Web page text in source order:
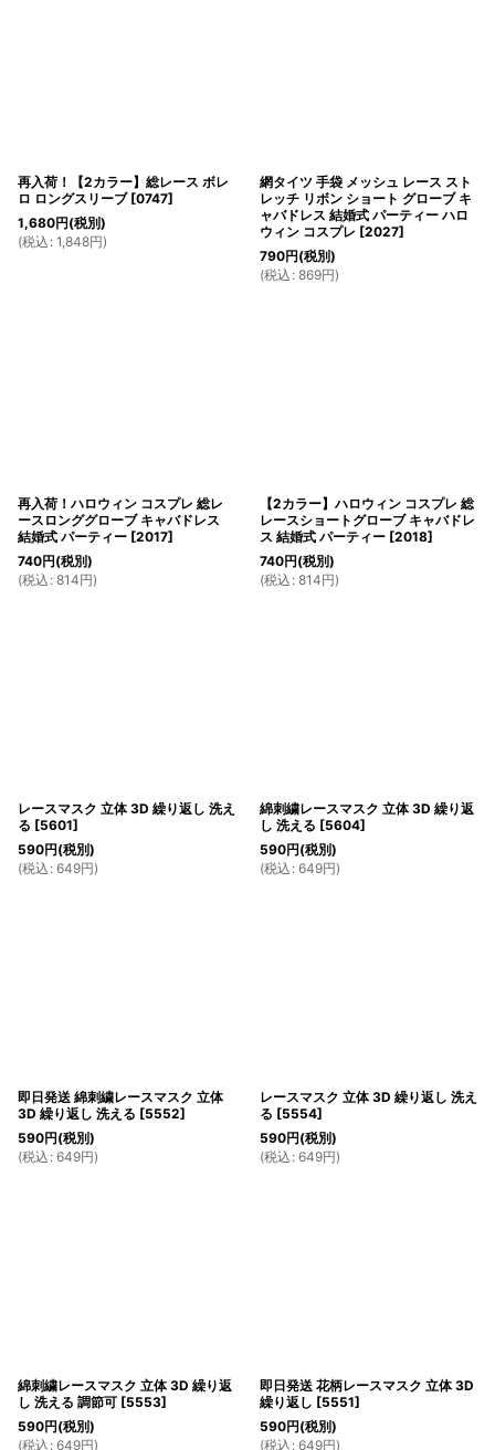
再入荷！【2カラー】総レース ボレ
ロ ロングスリーブ [0747]
1,680円(税別)
(税込 : 1,848円)
網タイツ 手袋 メッシュ レース スト
レッチ リボン ショート グローブ キ
ャバドレス 結婚式 パーティー ハロ
ウィン コスプレ [2027]
790円(税別)
(税込 : 869円)
再入荷！ハロウィン コスプレ 総レ
ースロンググローブ キャバドレス
結婚式 パーティー [2017]
740円(税別)
(税込 : 814円)
【2カラー】ハロウィン コスプレ 総
レースショートグローブ キャバドレ
ス 結婚式 パーティー [2018]
740円(税別)
(税込 : 814円)
レースマスク 立体 3D 繰り返し 洗え
る [5601]
590円(税別)
(税込 : 649円)
綿刺繍レースマスク 立体 3D 繰り返
し 洗える [5604]
590円(税別)
(税込 : 649円)
即日発送 綿刺繍レースマスク 立体
3D 繰り返し 洗える [5552]
590円(税別)
(税込 : 649円)
レースマスク 立体 3D 繰り返し 洗え
る [5554]
590円(税別)
(税込 : 649円)
綿刺繍レースマスク 立体 3D 繰り返
し 洗える 調節可 [5553]
590円(税別)
(税込 : 649円)
即日発送 花柄レースマスク 立体 3D
繰り返し [5551]
590円(税別)
(税込 : 649円)